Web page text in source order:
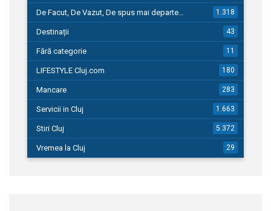
De Facut, De Vazut, De spus mai departe… 1.318
Destinații 43
Fără categorie 11
LIFESTYLE Cluj.com 180
Mancare 283
Servicii in Cluj 1.663
Stiri Cluj 5.372
Vremea la Cluj 29